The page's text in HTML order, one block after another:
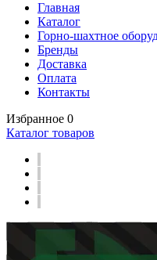
Главная
Каталог
Горно-шахтное
Бренды
Доставка
Оплата
Контакты
Избранное 0
Каталог товаров